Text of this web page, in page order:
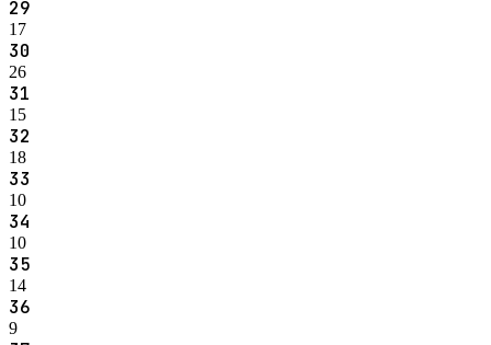
29
17
30
26
31
15
32
18
33
10
34
10
35
14
36
9